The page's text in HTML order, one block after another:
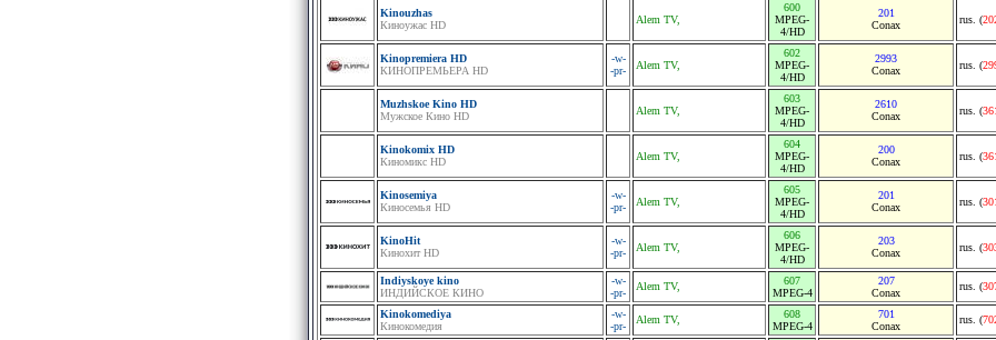
Kinouzhas
Киноужас HD
Alem TV,
600
MPEG-
4/HD
201
Conax
rus. (
Kinopremiera HD
КИНОПРЕМЬЕРА HD
-w-
-pr-
Alem TV,
602
MPEG-
4/HD
2993
Conax
rus. (
Muzhskoe Kino HD
Мужское Кино HD
Alem TV,
603
MPEG-
4/HD
2610
Conax
rus. (
Kinokomix HD
Киномикс HD
Alem TV,
604
MPEG-
4/HD
200
Conax
rus. (
Kinosemiya
Киносемья HD
-w-
-pr-
Alem TV,
605
MPEG-
4/HD
201
Conax
rus. (301
KinoHit
Кинохит HD
-w-
-pr-
Alem TV,
606
MPEG-
4/HD
203
Conax
rus. (
Indiyskoye kino
ИНДИЙСКОЕ КИНО
-w-
-pr-
Alem TV,
607
MPEG-4
207
Conax
rus. (
Kinokomediya
Кинокомедия
-w-
-pr-
Alem TV,
608
MPEG-4
701
Conax
rus. (